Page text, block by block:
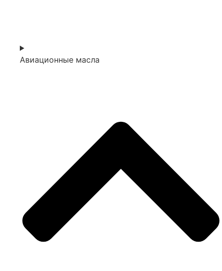
Авиационные масла